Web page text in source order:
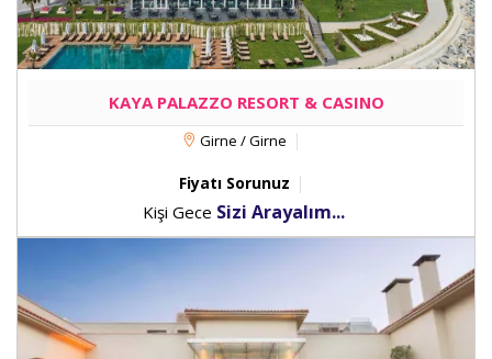
KAYA PALAZZO RESORT & CASINO
Girne / Girne
Fiyatı Sorunuz
Kişi Gece Sizi Arayalım...